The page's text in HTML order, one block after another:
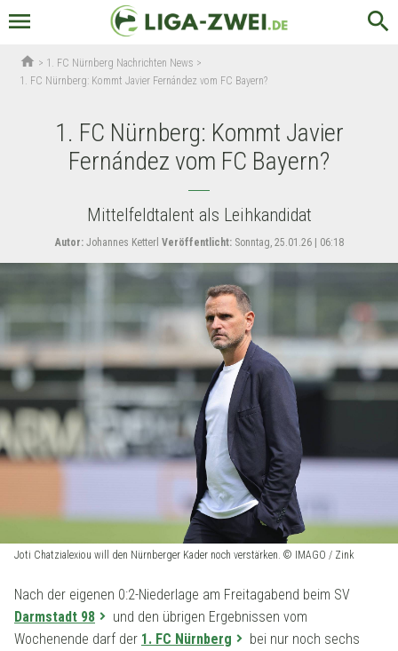
menu search
home > 1. FC Nürnberg Nachrichten News >
1. FC Nürnberg: Kommt Javier Fernández vom FC Bayern?
1. FC Nürnberg: Kommt Javier
Fernández vom FC Bayern?
Mittelfeldtalent als Leihkandidat
Autor:Johannes Ketterl Veröffentlicht:Sonntag, 25.01.26 | 06:18
Joti Chatzialexiou will den Nürnberger Kader noch verstärken. © IMAGO / Zink
Nach der eigenen 0:2-Niederlage am Freitagabend beim SV
Darmstadt 98
und den übrigen Ergebnissen vom
Wochenende darf der 1. FC Nürnberg
bei nur noch sechs